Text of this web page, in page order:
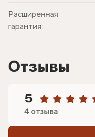
Расширенная
гарантия:
Отзывы
5
4 отзыва